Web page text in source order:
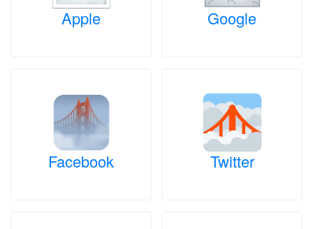
Apple Google
Facebook Twitter